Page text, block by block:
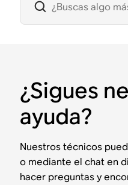
¿Sigues
ayuda?
Nuestros técnicos
o mediante el chat en
hacer preguntas y